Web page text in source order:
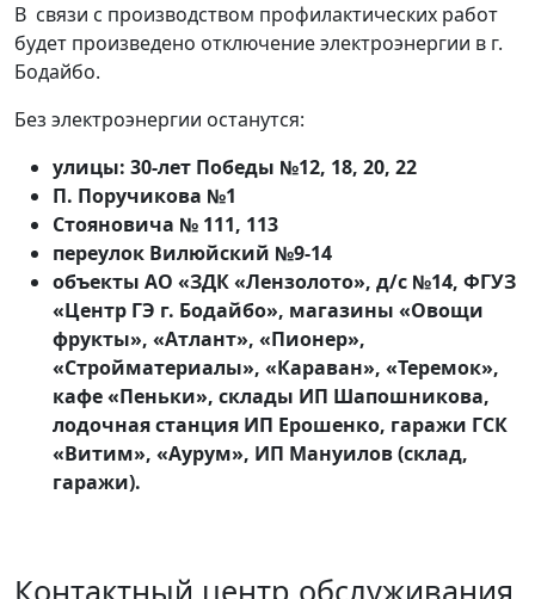
В связи с производством профилактических работ
будет произведено отключение электроэнергии в г.
Бодайбо.
Без электроэнергии останутся:
улицы: 30-лет Победы №12, 18, 20, 22
П. Поручикова №1
Стояновича № 111, 113
переулок Вилюйский №9-14
объекты АО «ЗДК «Лензолото», д/с №14, ФГУЗ
«Центр ГЭ г. Бодайбо», магазины «Овощи
фрукты», «Атлант», «Пионер»,
«Стройматериалы», «Караван», «Теремок»,
кафе «Пеньки», склады ИП Шапошникова,
лодочная станция ИП Ерошенко, гаражи ГСК
«Витим», «Аурум», ИП Мануилов (склад,
гаражи).